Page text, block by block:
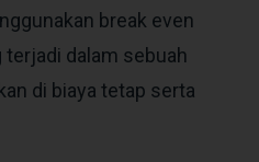
break even
terjadi dalam sebuah
di biaya tetap serta